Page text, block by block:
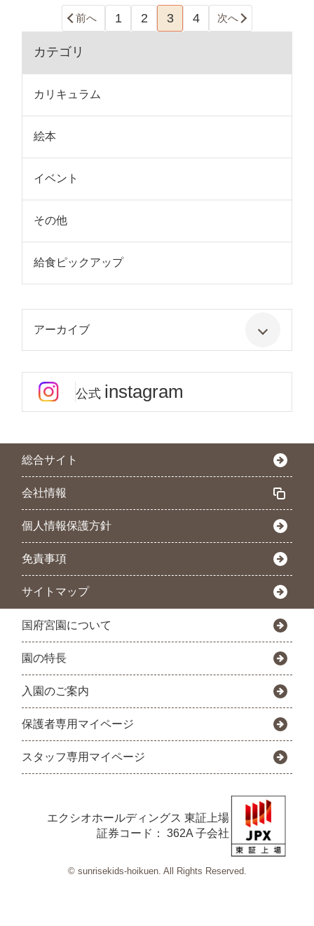
前へ 1 2 3 4 次へ
カテゴリ
カリキュラム
絵本
イベント
その他
給食ピックアップ
アーカイブ
公式 instagram
総合サイト
会社情報
個人情報保護方針
免責事項
サイトマップ
国府宮園について
園の特長
入園のご案内
保護者専用マイページ
スタッフ専用マイページ
エクシオホールディングス 東証上場
証券コード： 362A 子会社
© sunrisekids-hoikuen. All Rights Reserved.